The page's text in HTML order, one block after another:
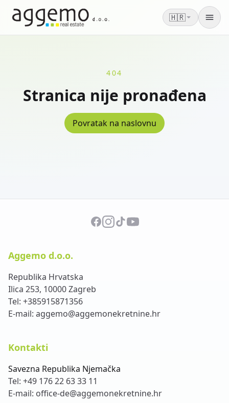
🇭🇷
404
Stranica nije pronađena
Povratak na naslovnu
Aggemo d.o.o.
Republika Hrvatska
Ilica 253, 10000 Zagreb
Tel: +385915871356
E-mail: aggemo@aggemonekretnine.hr
Kontakti
Savezna Republika Njemačka
Tel: +49 176 22 63 33 11
E-mail: office-de@aggemonekretnine.hr